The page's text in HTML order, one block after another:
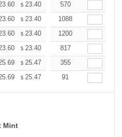
$ 23.40 22.99
570
$ 23.40 22.99
1088
$ 23.40 22.99
1200
$ 23.40 22.99
817
$ 25.47 25.03
355
$ 25.47 25.03
91
Mint